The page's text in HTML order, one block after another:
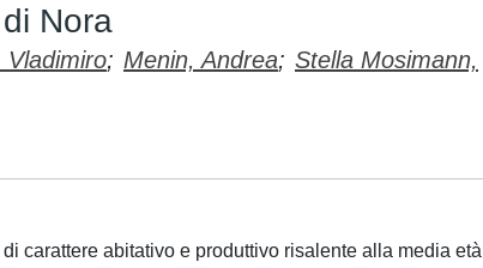
Nora
Vladimiro; Menin, Andrea; Stella Mosimann,
carattere abitativo e produttivo risalente alla media età